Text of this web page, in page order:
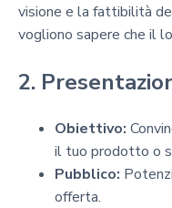
visione e la fattibilità
vogliono sapere che il
2.
Obiettivo:
il tuo prodotto o
Pubblico:
offerta.